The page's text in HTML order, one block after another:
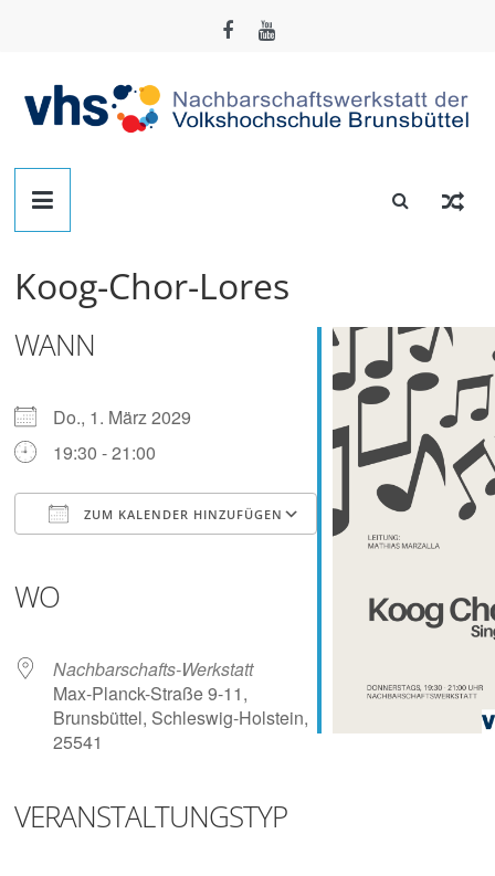
Nachbarschafts-
Werkstatt
Brunsbüttel
Der
zum
Basteln,
Tüfteln,
Digitalisieren
Koog-Chor-Lores
WANN
Do., 1. März 2029
19:30 - 21:00
ZUM KALENDER HINZUFÜGEN
Outlook Live
WO
Nachbarschafts-Werkstatt
Max-Planck-Straße 9-11,
Brunsbüttel, Schleswig-Holstein,
25541
VERANSTALTUNGSTYP